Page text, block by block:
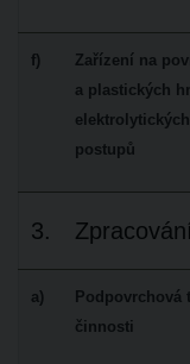
f)
Zařízení na
a plastických
postupů
3.
a)
Podpovrchová
činnosti